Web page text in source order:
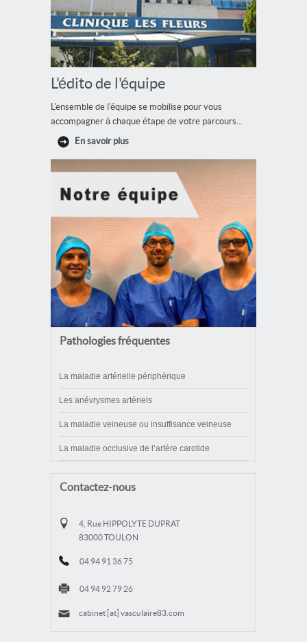
L'édito de l'équipe
L'ensemble de l'équipe se mobilise pour vous
accompagner à chaque étape de votre parcours...
En savoir plus
Pathologies fréquentes
La maladie artérielle périphérique
Les anévrysmes artériels
La maladie veineuse ou insuffisance veineuse
La maladie occlusive de l’artère carotide
Contactez-nous
4, Rue HIPPOLYTE DUPRAT
83000 TOULON
04 94 91 36 75
04 94 92 79 26
cabinet [at] vasculaire83.com